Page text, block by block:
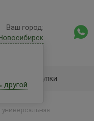
Ваш город:
другой
Оптовые закупки